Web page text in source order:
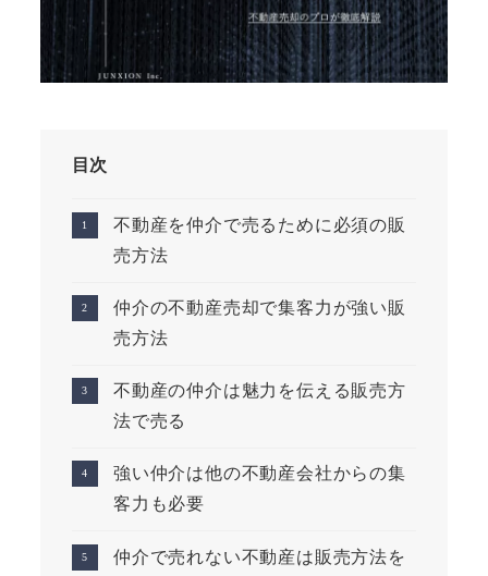
目次
不動産を仲介で売るために必須の販
売方法
仲介の不動産売却で集客力が強い販
売方法
不動産の仲介は魅力を伝える販売方
法で売る
強い仲介は他の不動産会社からの集
客力も必要
仲介で売れない不動産は販売方法を